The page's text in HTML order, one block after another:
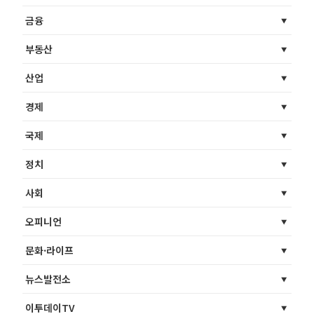
금융
부동산
산업
경제
국제
정치
사회
오피니언
문화·라이프
뉴스발전소
이투데이TV